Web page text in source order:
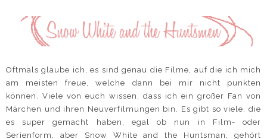
Oftmals glaube ich, es sind genau die Filme, auf die ich mich
am meisten freue, welche dann bei mir nicht punkten
können. Viele von euch wissen, dass ich ein großer Fan von
Märchen und ihren Neuverfilmungen bin. Es gibt so viele, die
es super gemacht haben, egal ob nun in Film- oder
Serienform, aber Snow White and the Huntsman, gehört